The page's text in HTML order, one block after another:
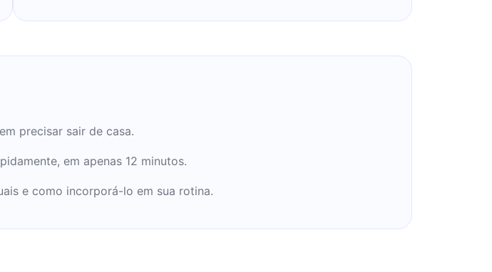
precisar sair de casa.
em apenas 12 minutos.
e como incorporá-lo em sua rotina.